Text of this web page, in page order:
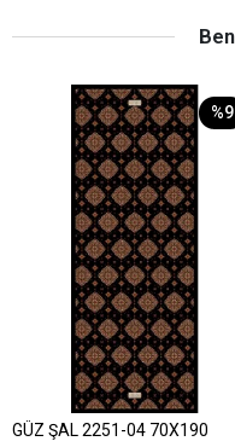
%9
GÜZ ŞAL 2251-04 70X190